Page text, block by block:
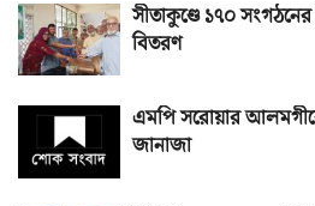
সীতাকুণ্ডে ১৭০
বিতরণ
এমপি সরোয়ার
জানাজা